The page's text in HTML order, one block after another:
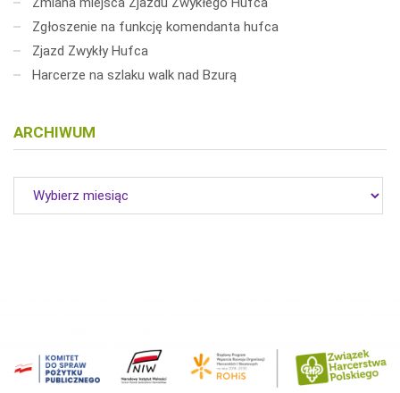
Zgłoszenie na funkcję komendanta hufca
Zjazd Zwykły Hufca
Harcerze na szlaku walk nad Bzurą
ARCHIWUM
Archiwum